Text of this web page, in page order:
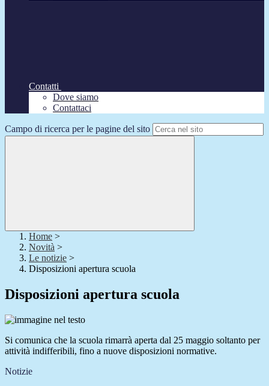
Contatti
Dove siamo
Contattaci
Campo di ricerca per le pagine del sito
Home >
Novità >
Le notizie >
Disposizioni apertura scuola
Disposizioni apertura scuola
Si comunica che la scuola rimarrà aperta dal 25 maggio soltanto per
attività indifferibili, fino a nuove disposizioni normative.
Notizie